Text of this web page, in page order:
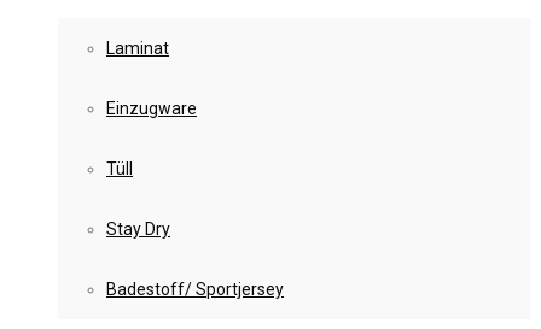
Laminat
Einzugware
Tüll
Stay Dry
Badestoff/ Sportjersey